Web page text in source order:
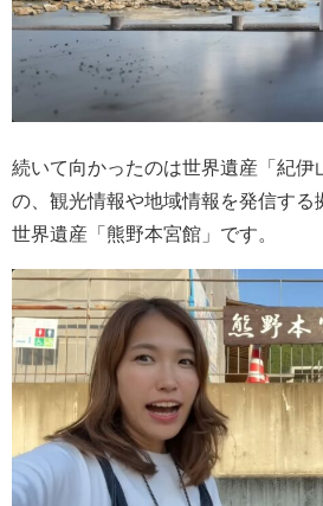
続いて向かったのは世界遺産「紀伊
の、観光情報や地域情報を発信する
世界遺産「熊野本宮館」です。